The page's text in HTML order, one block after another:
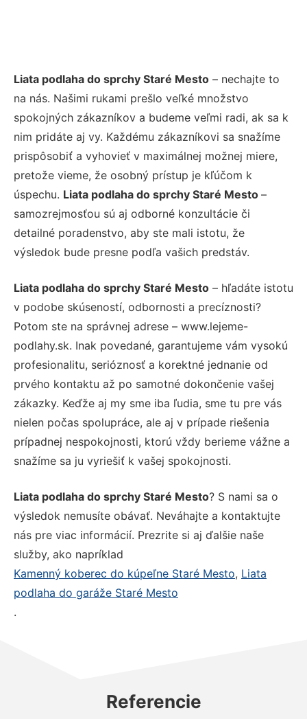
Liata podlaha do sprchy Staré Mesto – nechajte to
na nás. Našimi rukami prešlo veľké množstvo
spokojných zákazníkov a budeme veľmi radi, ak sa k
nim pridáte aj vy. Každému zákazníkovi sa snažíme
prispôsobiť a vyhovieť v maximálnej možnej miere,
pretože vieme, že osobný prístup je kľúčom k
úspechu. Liata podlaha do sprchy Staré Mesto –
samozrejmosťou sú aj odborné konzultácie či
detailné poradenstvo, aby ste mali istotu, že
výsledok bude presne podľa vašich predstáv.
Liata podlaha do sprchy Staré Mesto – hľadáte istotu
v podobe skúseností, odbornosti a precíznosti?
Potom ste na správnej adrese – www.lejeme-
podlahy.sk. Inak povedané, garantujeme vám vysokú
profesionalitu, serióznosť a korektné jednanie od
prvého kontaktu až po samotné dokončenie vašej
zákazky. Keďže aj my sme iba ľudia, sme tu pre vás
nielen počas spolupráce, ale aj v prípade riešenia
prípadnej nespokojnosti, ktorú vždy berieme vážne a
snažíme sa ju vyriešiť k vašej spokojnosti.
Liata podlaha do sprchy Staré Mesto? S nami sa o
výsledok nemusíte obávať. Neváhajte a kontaktujte
nás pre viac informácií. Prezrite si aj ďalšie naše
služby, ako napríklad
Kamenný koberec do kúpeľne Staré Mesto, Liata
podlaha do garáže Staré Mesto
.
Referencie